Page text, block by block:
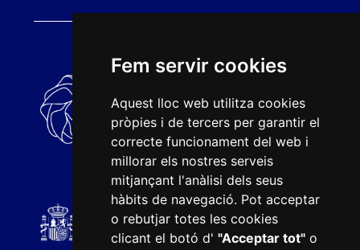
Fem servir cookies
Aquest lloc web utilitza cookies
pròpies i de tercers per garantir el
correcte funcionament del web i
millorar els nostres serveis
mitjançant l'anàlisi dels seus
hàbits de navegació. Pot acceptar
o rebutjar totes les cookies
clicant el botó d' "Acceptar tot"o